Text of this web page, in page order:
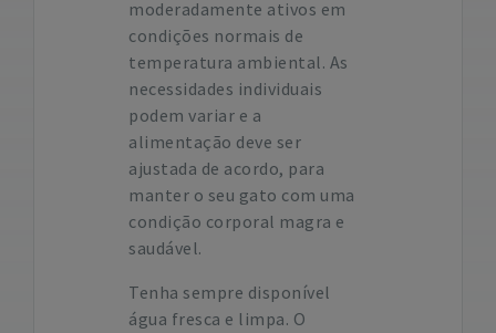
moderadamente ativos em
condições normais de
temperatura ambiental. As
necessidades individuais
podem variar e a
alimentação deve ser
ajustada de acordo, para
manter o seu gato com uma
condição corporal magra e
saudável.
Tenha sempre disponível
água fresca e limpa. O